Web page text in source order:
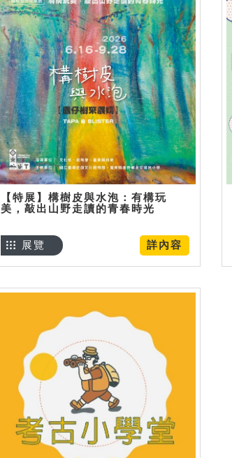
【特展】構樹皮與水泡：有構玩
美，敲出山野走讀的青春時光
詳內容
展覽